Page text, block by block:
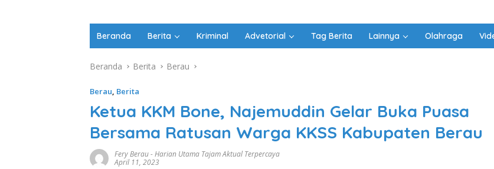
Beranda Berita Kriminal Advetorial Tag Berita Lainnya Olahraga
Beranda Berita Berau
Berau, Berita
Ketua KKM Bone, Najemuddin Gelar Buka Puasa
Bersama Ratusan Warga KKSS Kabupaten Berau
Fery Berau-Harian Utama Tajam Aktual Terpercaya
April 11, 2023